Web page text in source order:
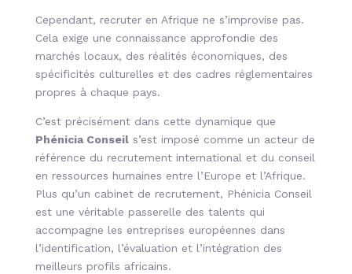
Cependant, recruter en Afrique ne s’improvise pas.
Cela exige une connaissance approfondie des
marchés locaux, des réalités économiques, des
spécificités culturelles et des cadres réglementaires
propres à chaque pays.
C’est précisément dans cette dynamique que
Phénicia Conseils’est imposé comme un acteur de
référence du recrutement international et du conseil
en ressources humaines entre l’Europe et l’Afrique.
Plus qu’un cabinet de recrutement, Phénicia Conseil
est une véritable passerelle des talents qui
accompagne les entreprises européennes dans
l’identification, l’évaluation et l’intégration des
meilleurs profils africains.